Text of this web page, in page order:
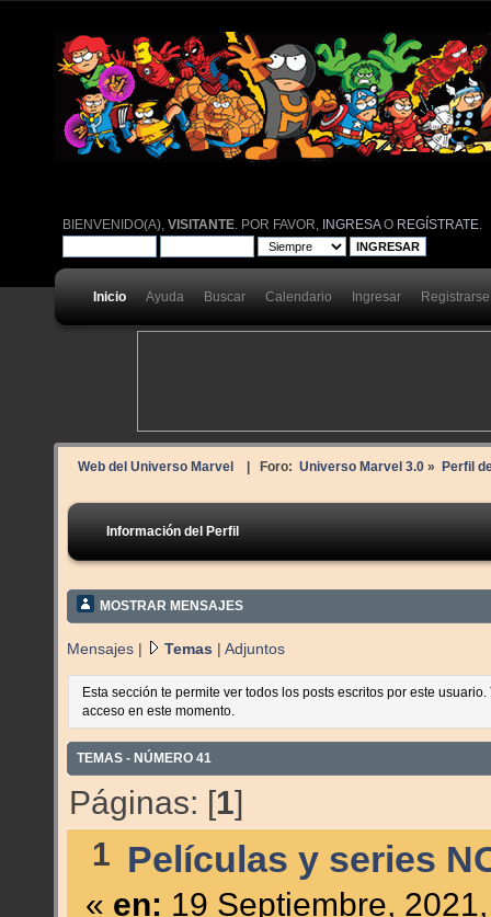
BIENVENIDO(A),VISITANTE . POR FAVOR, INGRESAO REGÍSTRATE
Inicio Ayuda Buscar Calendario Ingresar Registrarse
Web del Universo Marvel | Foro: Universo Marvel 3.0» Perfil
Información del Perfil
MOSTRAR MENSAJES
Mensajes | Temas | Adjuntos
Esta sección te permite ver todos los posts escritos por este
acceso en este momento.
TEMAS - NÚMERO 41
Páginas: [1]
1 Películas y series
« en: 19 Septiembre,